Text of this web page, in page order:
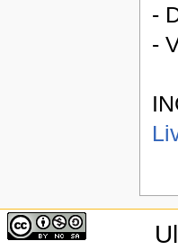
-
-